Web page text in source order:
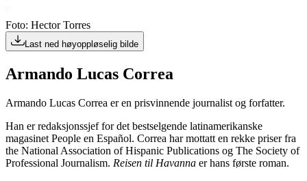
Foto: Hector Torres
Last ned høyoppløselig bilde
Armando Lucas Correa
Armando Lucas Correa er en prisvinnende journalist og forfatter.
Han er redaksjonssjef for det bestselgende latinamerikanske
magasinet People en Español. Correa har mottatt en rekke priser fra
the National Association of Hispanic Publications og The Society of
Professional Journalism. Reisen til Havanna er hans første roman.